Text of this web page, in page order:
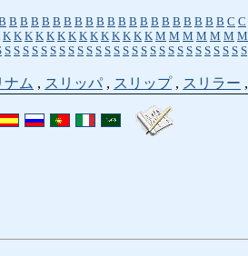
B B B B B B B B B B B B B B B B B B B B C C
K K K K K K K K K K K K K K M M M M M M M
S S S S S S S S S S S S S S S S S S S S S S S S S S S
ナム , スリッパ , スリップ, スリラー ,